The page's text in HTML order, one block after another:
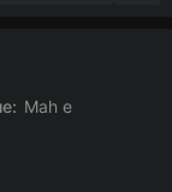
Mah e